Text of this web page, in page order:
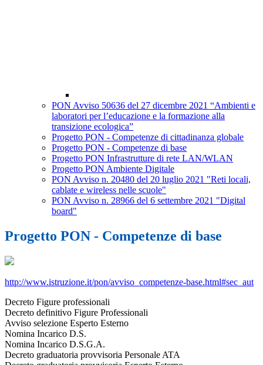
PON Avviso 50636 del 27 dicembre 2021 “Ambienti e
laboratori per l’educazione e la formazione alla
transizione ecologica”
Progetto PON - Competenze di cittadinanza globale
Progetto PON - Competenze di base
Progetto PON Infrastrutture di rete LAN/WLAN
Progetto PON Ambiente Digitale
PON Avviso n. 20480 del 20 luglio 2021 "Reti locali,
cablate e wireless nelle scuole"
PON Avviso n. 28966 del 6 settembre 2021 "Digital
board"
Progetto PON - Competenze di base
http://www.istruzione.it/pon/avviso_competenze-base.html#sec_aut
Decreto Figure professionali
Decreto definitivo Figure Professionali
Avviso selezione Esperto Esterno
Nomina Incarico D.S.
Nomina Incarico D.S.G.A.
Decreto graduatoria provvisoria Personale ATA